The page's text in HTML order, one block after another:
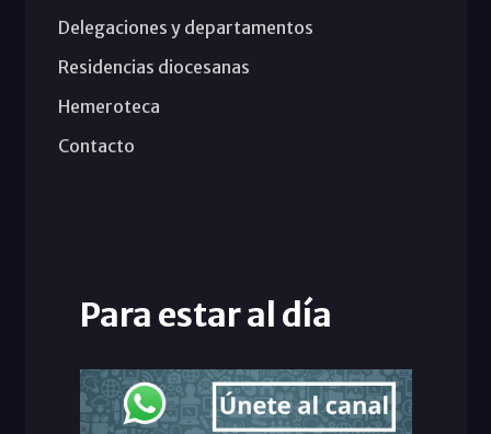
Delegaciones y departamentos
Residencias diocesanas
Hemeroteca
Contacto
Para estar al día